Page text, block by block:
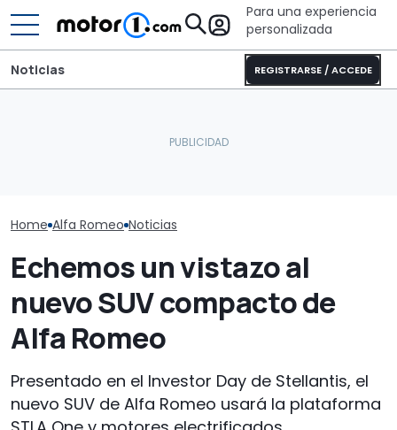
Para una experiencia
personalizada
REGISTRARSE / ACCEDE
Noticias
Home Alfa Romeo Noticias
Echemos un vistazo al
nuevo SUV compacto de
Alfa Romeo
Presentado en el Investor Day de Stellantis, el
nuevo SUV de Alfa Romeo usará la plataforma